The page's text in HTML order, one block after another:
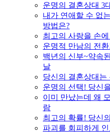
운명의 결혼상대 3
내가 연애할 수 없
방법은?
최고의 사랑을 손
운명적 만남의 전
백년의 신부~약속
날
당신의 결혼상대는
운명의 선택! 당신
이미 만났는데 왜
람
최고의 확률! 당신
파괴를 회피하게